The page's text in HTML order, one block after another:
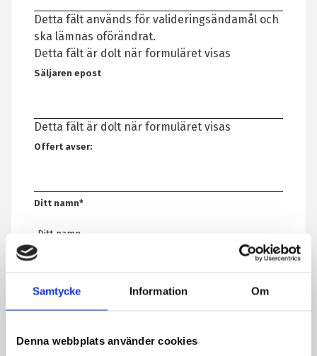
Samtycke Information Om
Denna webbplats använder cookies
Detta fält används för valideringsändamål och
ska lämnas oförändrat.
Detta fält är dolt när formuläret visas
Säljaren epost
Detta fält är dolt när formuläret visas
Offert avser:
Ditt namn*
E-post